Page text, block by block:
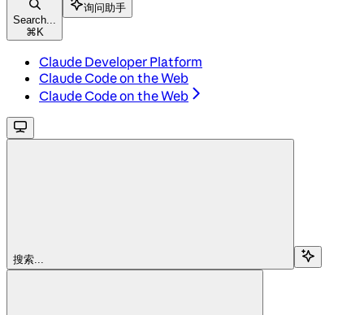
Search...
⌘ K
询问助手
Claude Developer Platform
Claude Code on the Web
Claude Code on the Web
搜索...